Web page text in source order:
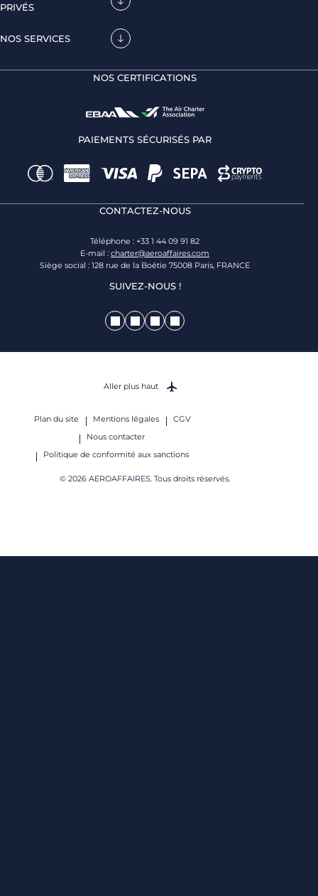
PRIVÉS
NOS SERVICES
NOS CERTIFICATIONS
PAIEMENTS SÉCURISÉS PAR
CONTACTEZ-NOUS
Téléphone : +33 1 44 09 91 82
E-mail : charter@aeroaffaires.com
Siège social : 128 rue de la Boétie 75008 Paris, FRANCE
SUIVEZ-NOUS !
Plan du site Mentions légales
CGV
Nous contacter
Politique de conformité aux sanctions
© 2026 AEROAFFAIRES. Tous droits réservés.
Aller plus haut